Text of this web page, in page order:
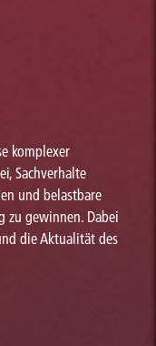
komplexer
Sachverhalte
und belastbare
zu gewinnen. Dabei
die Aktualität des